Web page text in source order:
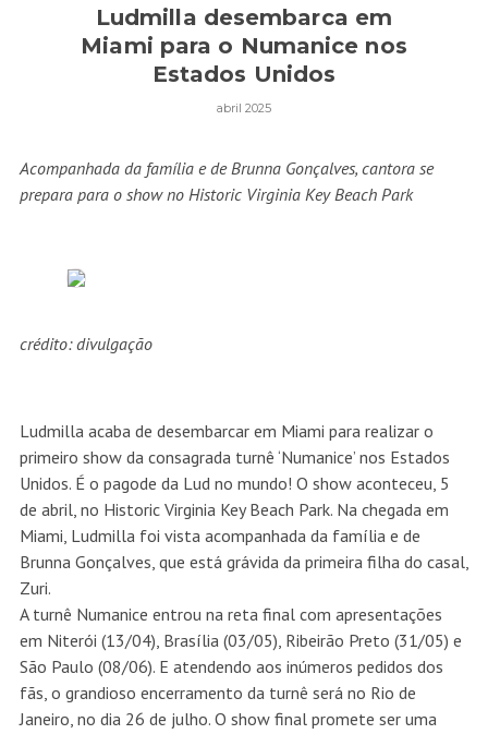
Ludmilla desembarca em
Miami para o Numanice nos
Estados Unidos
abril 2025
Acompanhada da família e de Brunna Gonçalves, cantora se
prepara para o show no Historic Virginia Key Beach Park
crédito: divulgação
Ludmilla acaba de desembarcar em Miami para realizar o
primeiro show da consagrada turnê ‘Numanice’ nos Estados
Unidos. É o pagode da Lud no mundo! O show aconteceu, 5
de abril, no Historic Virginia Key Beach Park. Na chegada em
Miami, Ludmilla foi vista acompanhada da família e de
Brunna Gonçalves, que está grávida da primeira filha do casal,
Zuri.
A turnê Numanice entrou na reta final com apresentações
em Niterói (13/04), Brasília (03/05), Ribeirão Preto (31/05) e
São Paulo (08/06). E atendendo aos inúmeros pedidos dos
fãs, o grandioso encerramento da turnê será no Rio de
Janeiro, no dia 26 de julho. O show final promete ser uma